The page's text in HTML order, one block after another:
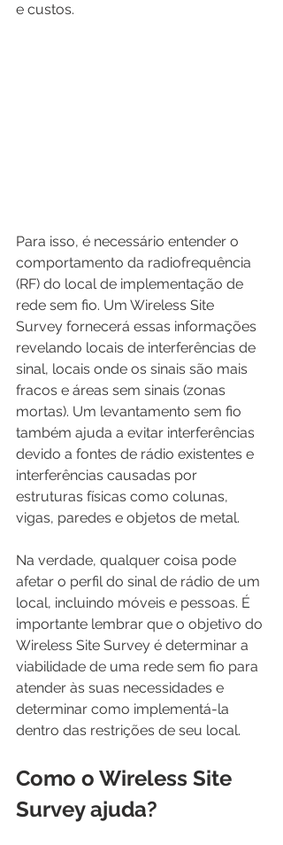
e custos.
Para isso, é necessário entender o
comportamento da radiofrequência
(RF) do local de implementação de
rede sem fio. Um Wireless Site
Survey fornecerá essas informações
revelando locais de interferências de
sinal, locais onde os sinais são mais
fracos e áreas sem sinais (zonas
mortas). Um levantamento sem fio
também ajuda a evitar interferências
devido a fontes de rádio existentes e
interferências causadas por
estruturas físicas como colunas,
vigas, paredes e objetos de metal.
Na verdade, qualquer coisa pode
afetar o perfil do sinal de rádio de um
local, incluindo móveis e pessoas. É
importante lembrar que o objetivo do
Wireless Site Survey é determinar a
viabilidade de uma rede sem fio para
atender às suas necessidades e
determinar como implementá-la
dentro das restrições de seu local.
Como o Wireless Site
Survey ajuda?